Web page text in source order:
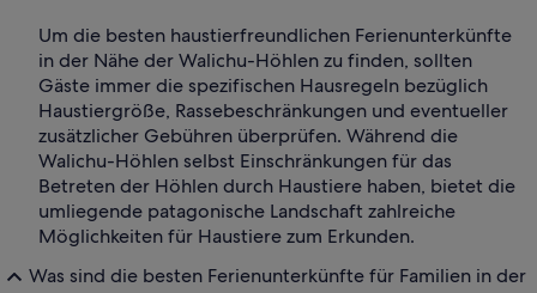
Um die besten haustierfreundlichen Ferienunterkünfte
in der Nähe der Walichu-Höhlen zu finden, sollten
Gäste immer die spezifischen Hausregeln bezüglich
Haustiergröße, Rassebeschränkungen und eventueller
zusätzlicher Gebühren überprüfen. Während die
Walichu-Höhlen selbst Einschränkungen für das
Betreten der Höhlen durch Haustiere haben, bietet die
umliegende patagonische Landschaft zahlreiche
Möglichkeiten für Haustiere zum Erkunden.
Was sind die besten Ferienunterkünfte für Familien in der